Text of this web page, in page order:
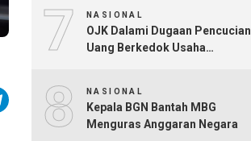
7 NASIONAL
OJK Dalami Dugaan Pencucian
Uang Berkedok Usaha
8 NASIONAL
Kepala BGN Bantah MBG
Menguras Anggaran Negara